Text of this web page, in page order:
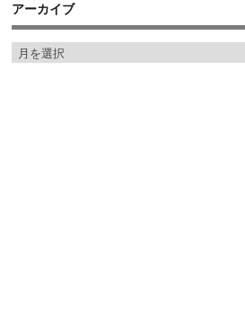
アーカイブ